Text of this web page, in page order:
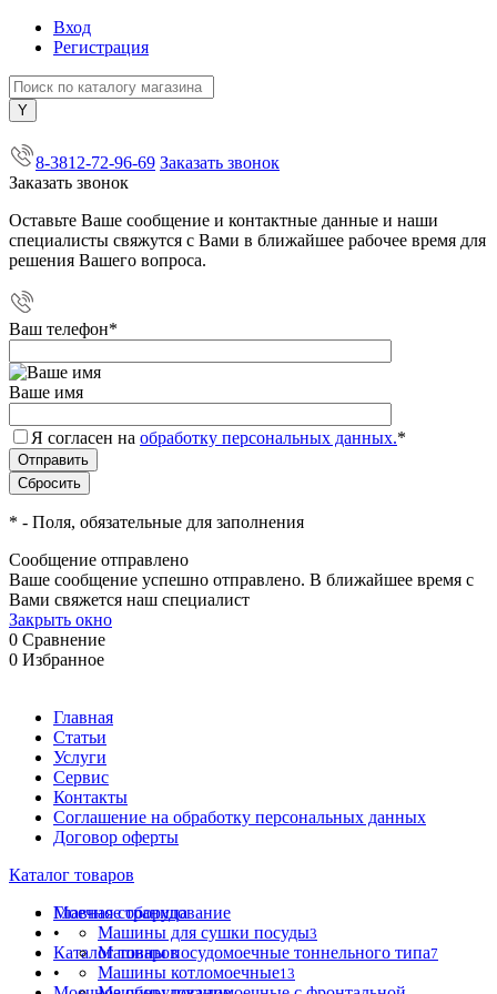
Вход
Регистрация
8-3812-72-96-69 Заказать звонок
Заказать звонок
Оставьте Ваше сообщение и контактные данные и наши
специалисты свяжутся с Вами в ближайшее рабочее время для
решения Вашего вопроса.
Ваш телефон*
Ваше имя
Я согласен на обработку персональных данных.*
* - Поля, обязательные для заполнения
Сообщение отправлено
Ваше сообщение успешно отправлено. В ближайшее время с
Вами свяжется наш специалист
Закрыть окно
0 Сравнение
0 Избранное
Главная
Статьи
Услуги
Сервис
Контакты
Соглашение на обработку персональных данных
Договор оферты
Каталог товаров
Моечное оборудование
Машины для сушки посуды3
Машины посудомоечные тоннельного типа7
Машины котломоечные13
Главная страница
•
Каталог товаров
•